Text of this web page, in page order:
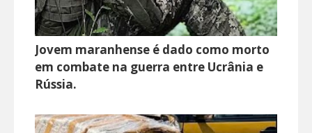
Jovem maranhense é dado como morto
em combate na guerra entre Ucrânia e
Rússia.